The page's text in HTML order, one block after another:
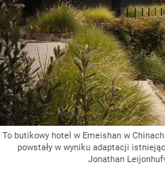
To butikowy hotel w Emeishan w
powstały w wyniku adaptacji
Jonathan